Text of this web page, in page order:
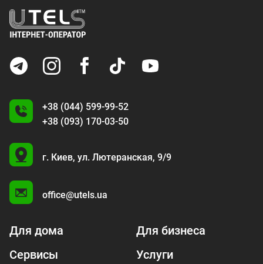
+38 (044) 599-99-52
+38 (093) 170-03-50
U
г. Киев, ул. Лютеранская, 9/9
office@utels.ua
Для дома
Для бизнеса
Сервисы
Услуги